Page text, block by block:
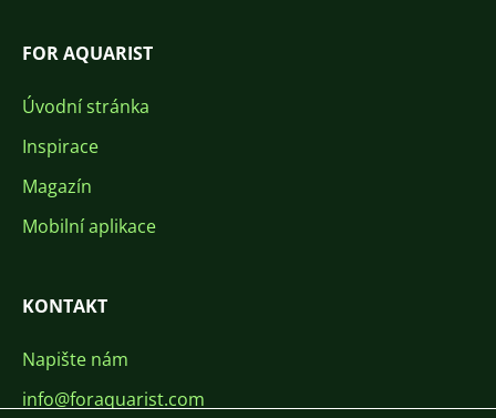
FOR AQUARIST
Úvodní stránka
Inspirace
Magazín
Mobilní aplikace
KONTAKT
Napište nám
info@foraquarist.com